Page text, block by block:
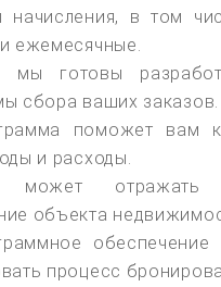
начисления, в том
ежемесячные.
мы готовы
сбора ваших заказов.
поможет вам
и расходы.
может отражать
объекта
обеспечение
процесс